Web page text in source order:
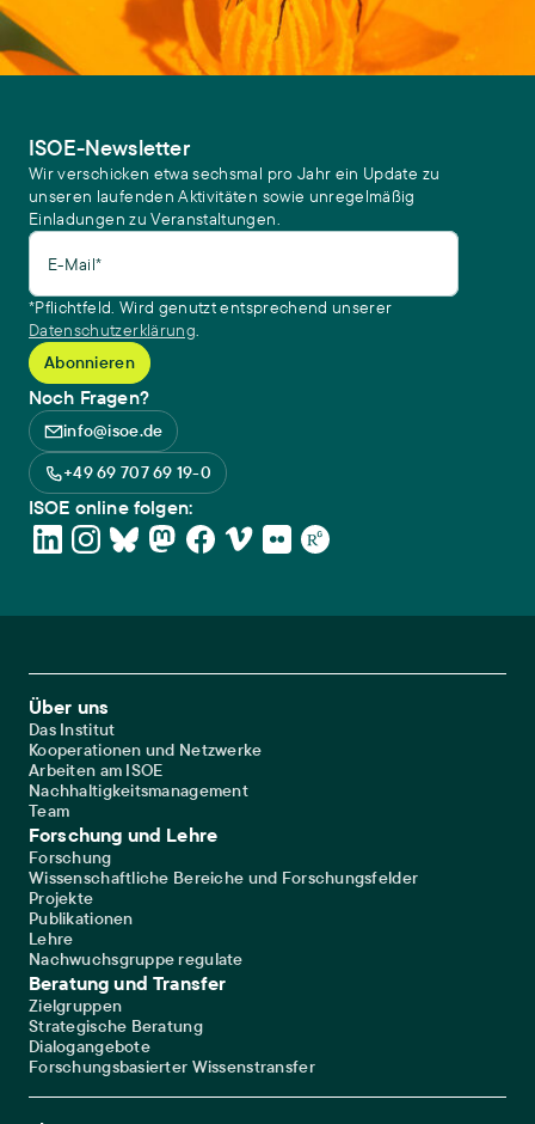
ISOE-Newsletter
Wir verschicken etwa sechsmal pro Jahr ein Update zu
unseren laufenden Aktivitäten sowie unregelmäßig
Einladungen zu Veranstaltungen.
E-Mail*
*Pflichtfeld. Wird genutzt entsprechend unserer
Datenschutzerklärung.
Noch Fragen?
info@isoe.de
+49 69 707 69 19-0
ISOE online folgen:
Footer Main Navigation
Über uns
Das Institut
Kooperationen und Netzwerke
Arbeiten am ISOE
Nachhaltigkeitsmanagement
Team
Forschung und Lehre
Forschung
Wissenschaftliche Bereiche und Forschungsfelder
Projekte
Publikationen
Lehre
Nachwuchsgruppe regulate
Beratung und Transfer
Zielgruppen
Strategische Beratung
Dialogangebote
Forschungsbasierter Wissenstransfer